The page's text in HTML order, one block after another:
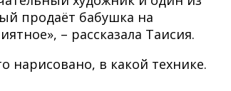
продаёт бабушка на
– рассказала Таисия.
нарисовано, в какой технике.